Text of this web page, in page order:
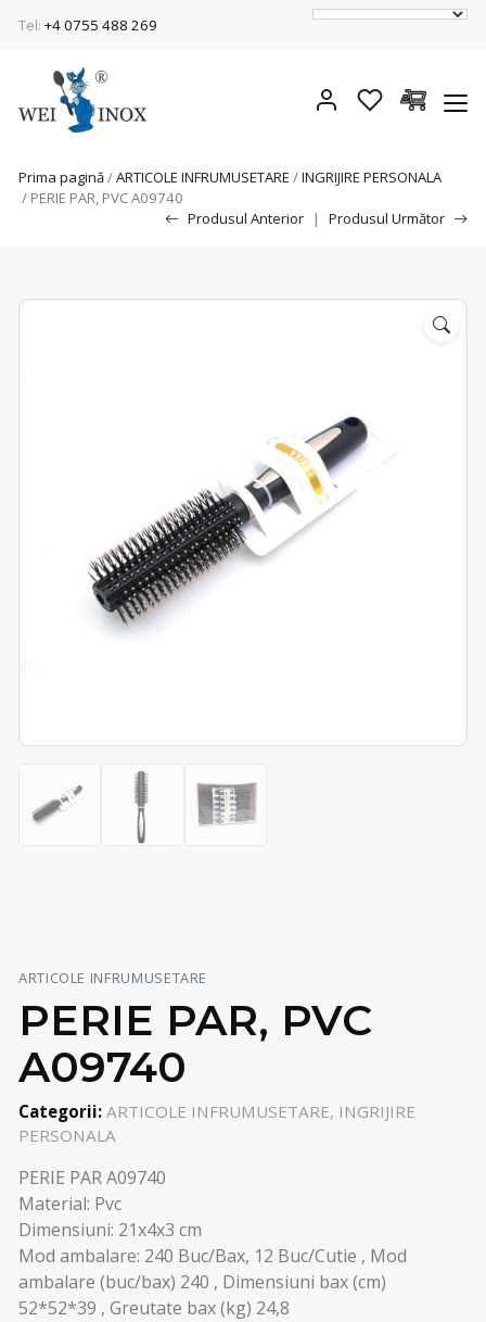
Tel: +4 0755 488 269
Prima pagină/ARTICOLE INFRUMUSETARE /INGRIJIRE PERSONALA
/ PERIE PAR, PVC A09740
Produsul Anterior
| Produsul Următor
ARTICOLE INFRUMUSETARE
PERIE PAR, PVC
A09740
Categorii: ARTICOLE INFRUMUSETARE, INGRIJIRE
PERSONALA
PERIE PAR A09740
Material: Pvc
Dimensiuni: 21x4x3 cm
Mod ambalare: 240 Buc/Bax, 12 Buc/Cutie , Mod
ambalare (buc/bax) 240 , Dimensiuni bax (cm)
52*52*39 , Greutate bax (kg) 24,8